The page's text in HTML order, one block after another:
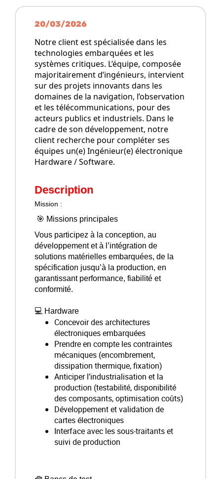
20/03/2026
Notre client est spécialisée dans les
technologies embarquées et les
systèmes critiques. L’équipe, composée
majoritairement d’ingénieurs, intervient
sur des projets innovants dans les
domaines de la navigation, l’observation
et les télécommunications, pour des
acteurs publics et industriels. Dans le
cadre de son développement, notre
client recherche pour compléter ses
équipes un(e) Ingénieur(e) électronique
Hardware / Software.
Description
Mission :
🎯 Missions principales
Vous participez à la conception, au
développement et à l’intégration de
solutions matérielles embarquées, de la
spécification jusqu’à la production, en
garantissant performance, fiabilité et
conformité.
💻 Hardware
Concevoir des architectures
électroniques embarquées
Prendre en compte les contraintes
mécaniques (encombrement,
dissipation thermique, fixation)
Anticiper l’industrialisation et la
production (testabilité, disponibilité
des composants, optimisation coûts)
Développement et validation de
cartes électroniques
Interface avec les sous-traitants et
suivi de production